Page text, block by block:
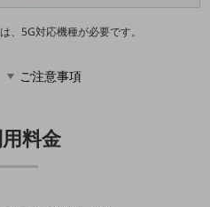
、5G対応機種が必要です。
ご注意事項
料金